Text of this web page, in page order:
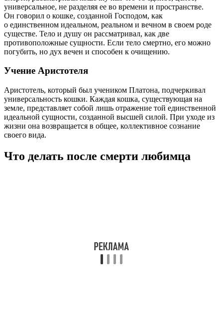
универсальное, не разделяя ее во времени и пространстве.
Он говорил о кошке, созданной Господом, как
о единственном идеальном, реальном и вечном в своем роде
существе. Тело и душу он рассматривал, как две
противоположные сущности. Если тело смертно, его можно
погубить, но дух вечен и способен к очищению.
Учение Аристотеля
Аристотель, который был учеником Платона, подчеркивал
универсальность кошки. Каждая кошка, существующая на
земле, представляет собой лишь отражение той единственной
идеальной сущности, созданной высшей силой. При уходе из
жизни она возвращается в общее, коллективное сознание
своего вида.
Что делать после смерти любимца